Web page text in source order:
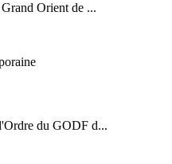
Orient de ...
du GODF d...